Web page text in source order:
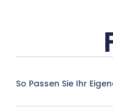
So Passen Sie Ihr